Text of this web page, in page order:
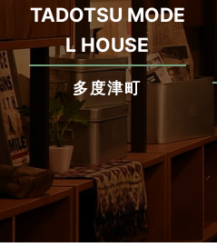
TADOTSU MODE
L HOUSE
多度津町